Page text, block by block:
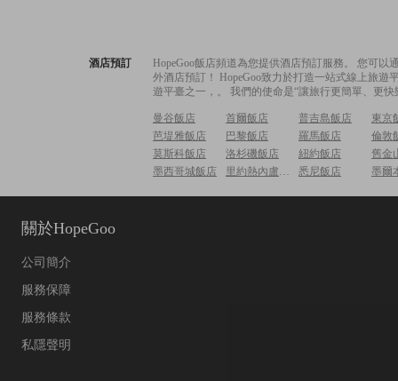
酒店預訂
HopeGoo飯店頻道為您提供酒店預訂服務。 您可
外酒店預訂！ HopeGoo致力於打造一站式線上旅
遊平臺之一，。 我們的使命是“讓旅行更簡單、更
曼谷飯店 首爾飯店 普吉島飯店
東京
芭堤雅飯店
巴黎飯店 羅馬飯店
倫敦
莫斯科飯店
洛杉磯飯店 紐約飯店
舊金
墨西哥城飯店
里約熱內盧飯店 悉尼飯店 墨爾
關於HopeGoo
公司簡介
服務保障
服務條款
私隱聲明